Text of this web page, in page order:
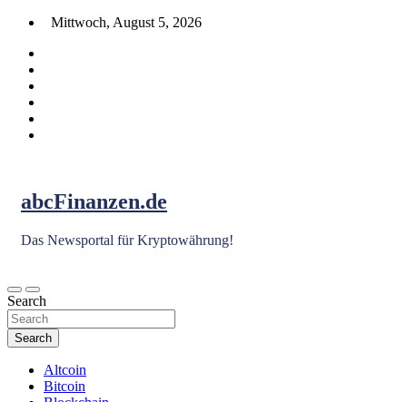
Skip
content
Mittwoch, August 5, 2026
abcFinanzen.de
Das Newsportal für Kryptowährung!
Search
Search
Altcoin
Bitcoin